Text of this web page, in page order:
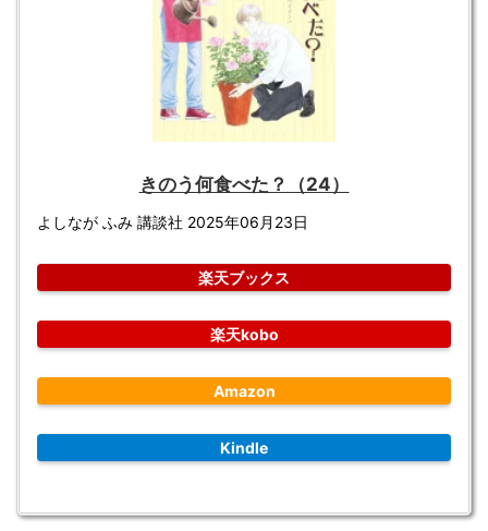
きのう何食べた？（24）
よしなが ふみ 講談社 2025年06月23日
楽天ブックス
楽天kobo
Amazon
Kindle